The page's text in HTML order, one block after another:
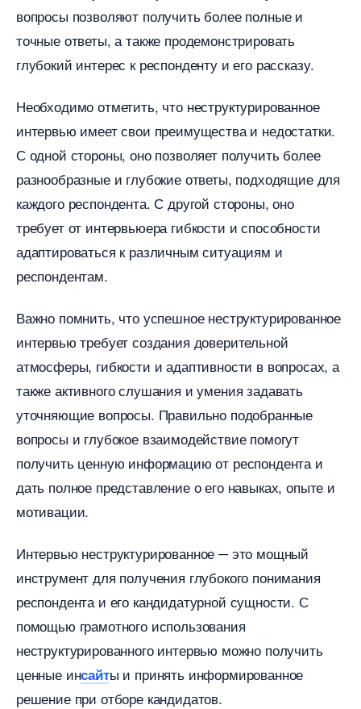
опросы позволяют получить более полные и
точные ответы, а также продемонстрировать
лубокий интерес к респонденту и его рассказу.​
Необходимо отметить, что неструктурированное
интервью имеет свои преимущества и недостатки.
С одной стороны, оно позволяет получить более
разнообразные и глубокие ответы, подходящие для
каждого респондента. С другой стороны, оно
требует от интервьюера гибкости и способности
адаптироваться к различным ситуациям и
респондентам.
ажно помнить, что успешное неструктурированное
интервью требует создания доверительной
атмосферы, гибкости и адаптивности в вопросах, а
также активного слушания и умения задавать
уточняющие вопросы.​ Правильно подобранные
опросы и глубокое взаимодействие помогут
получить ценную информацию от респондента и
дать полное представление о его навыках, опыте и
мотивации.​
Интервью неструктурированное ─ это мощный
инструмент для получения глубокого понимания
респондента и его кандидатурной сущности.​ С
помощью грамотного использования
неструктурированного интервью можно получить
ценные инсайты и принять информированное
решение при отборе кандидатов.​